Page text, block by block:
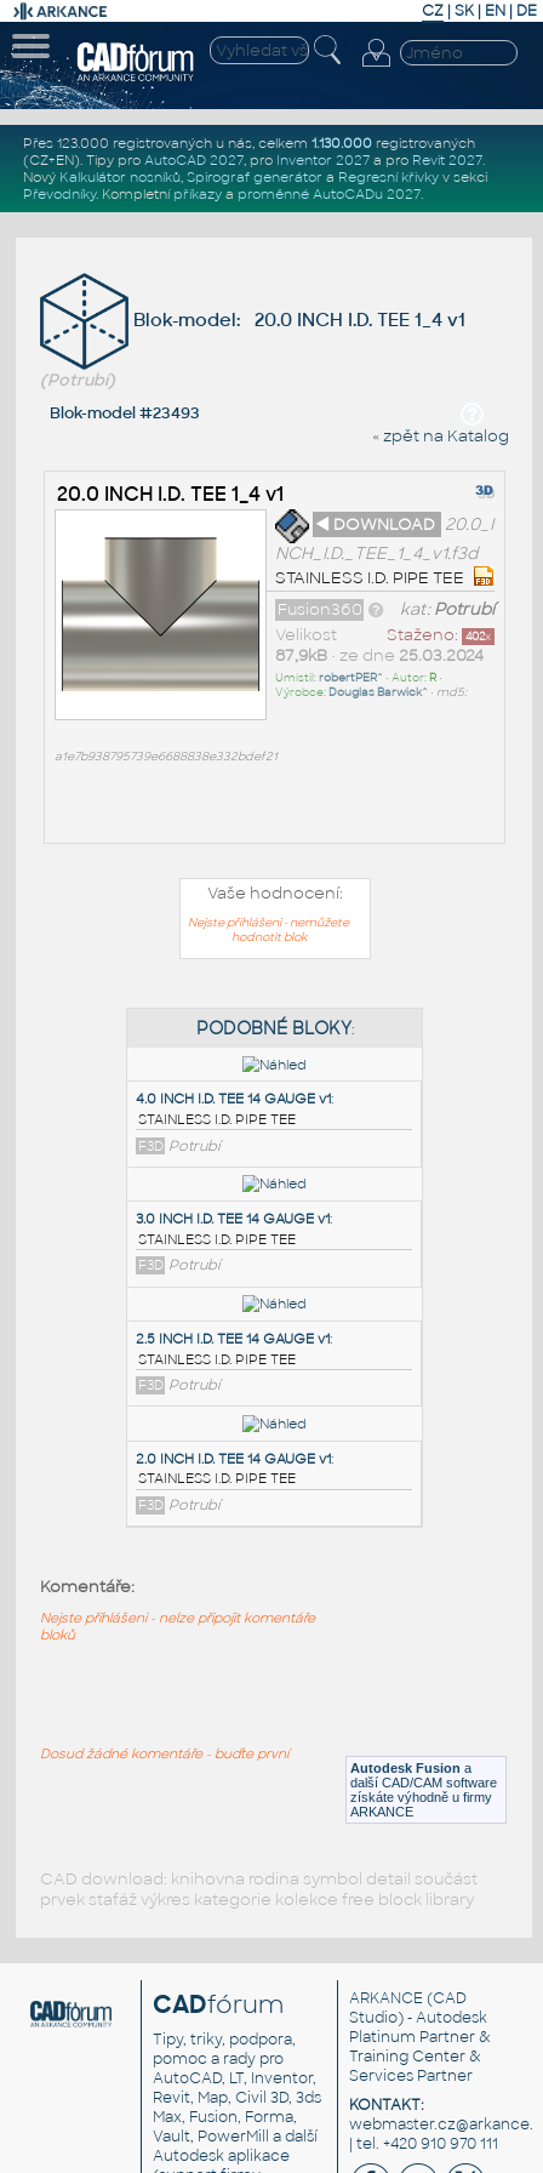
CZ | SK| EN | DE
Přes 123.000 registrovaných u nás, celkem 1.130.000registrovaných
(CZ+EN). Tipy pro AutoCAD 2027, pro Inventor 2027a pro Revit 2027.
Nový Kalkulátor nosníků, Spirograf generátor a Regresní křivkyv sekci
Převodníky. Kompletní příkazya proměnné AutoCADu 2027.
Blok-model: 20.0 INCH I.D. TEE 1_4 v1
(Potrubí)
Blok-model #23493
« zpět na Katalog
20.0 INCH I.D. TEE 1_4 v1
◄ DOWNLOAD 20.0_I
NCH_I.D._TEE_1_4_v1.f3d
STAINLESS I.D. PIPE TEE
kat:Potrubí
Fusion360
Staženo: 402x
Velikost
87,9kB• ze dne 25.03.2024
Umístil:robertPER^ • Autor: R•
Výrobce: Douglas Barwick^ • md5:
a1e7b938795739e6688838e332bdef21
Vaše hodnocení:
Nejste přihlášeni - nemůžete
hodnotit blok
PODOBNÉ BLOKY
4.0 INCH I.D. TEE 14 GAUGE v1:
STAINLESS I.D. PIPE TEE
F3D Potrubí
3.0 INCH I.D. TEE 14 GAUGE v1
STAINLESS I.D. PIPE TEE
F3D Potrubí
Potrubí
Autodesk Fusion a
další CAD/CAM software
získáte výhodně u firmy
ARKANCE
Komentáře:
Nejste přihlášeni - nelze připojit komentáře
bloků
Dosud žádné komentáře - buďte první
CAD download: knihovna rodina symbol detail součást
prvek stafáž výkres kategorie kolekce free block library
CADfórum
Tipy, triky, podpora,
pomoc a rady pro
AutoCAD, LT, Inventor,
Revit, Map, Civil 3D, 3ds
Max, Fusion, Forma,
Vault, PowerMill a další
Autodesk aplikace
ARKANCE (CAD
Studio) - Autodesk
Platinum Partner &
Training Center &
Services Partner
KONTAKT:
| tel. +420 910 970 111